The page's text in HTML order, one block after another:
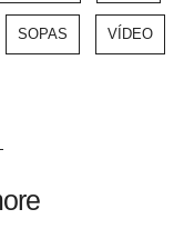
SOPAS VÍDEO